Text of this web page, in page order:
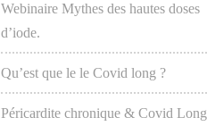
Webinaire Mythes des hautes doses
d’iode.
Qu’est que le le Covid long ?
Péricardite chronique & Covid Long